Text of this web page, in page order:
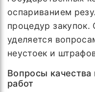
оспариванием
процедур
уделяется
неустоек и
Вопросы
работ